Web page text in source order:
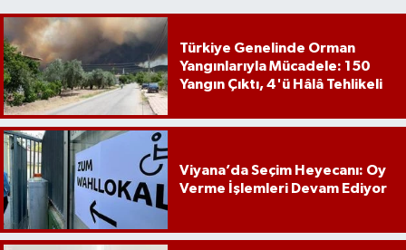
Türkiye Genelinde Orman
Yangınlarıyla Mücadele: 150
Yangın Çıktı, 4'ü Hâlâ Tehlikeli
Viyana’da Seçim Heyecanı: Oy
Verme İşlemleri Devam Ediyor